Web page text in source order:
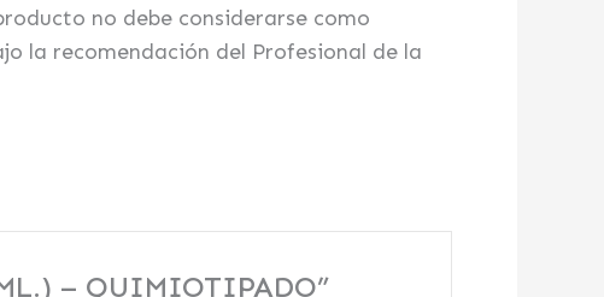
no debe considerarse como
la recomendación del Profesional de la
– QUIMIOTIPADO”